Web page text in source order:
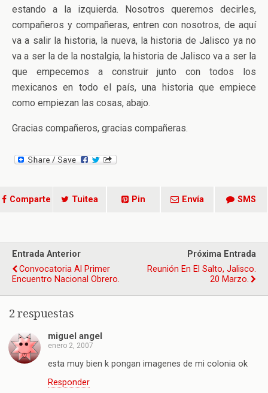
estando a la izquierda. Nosotros queremos decirles,
compañeros y compañeras, entren con nosotros, de aquí
va a salir la historia, la nueva, la historia de Jalisco ya no
va a ser la de la nostalgia, la historia de Jalisco va a ser la
que empecemos a construir junto con todos los
mexicanos en todo el país, una historia que empiece
como empiezan las cosas, abajo.
Gracias compañeros, gracias compañeras.
Comparte Tuitea Pin Envía SMS
Entrada Anterior
Convocatoria Al Primer
Encuentro Nacional Obrero.
Próxima Entrada
Reunión En El Salto, Jalisco.
20 Marzo.
2 respuestas
miguel angel
enero 2, 2007
esta muy bien k pongan imagenes de mi colonia ok
Responder